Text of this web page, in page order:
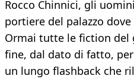
Rocco Chinnici, gli
portiere del palazzo
Ormai tutte le fiction del
fine, dal dato di fatto,
un lungo flashback che